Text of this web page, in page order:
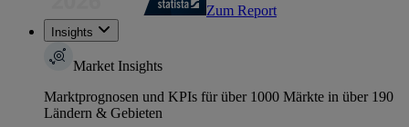
Zum Report
Insights
Market Insights
Marktprognosen und KPIs für über 1000 Märkte in über 190
Ländern & Gebieten